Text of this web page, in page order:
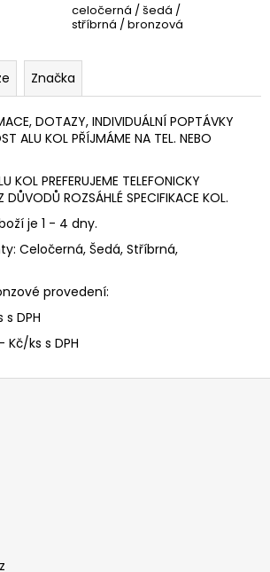
celočerná / šedá /
stříbrná / bronzová
Značka
DOTAZY, INDIVIDUÁLNÍ POPTÁVKY
ALU KOL PŘÍJMÁME NA TEL. NEBO
KOL PREFERUJEME TELEFONICKY
DŮVODŮ ROZSÁHLÉ SPECIFIKACE KOL.
je 1 - 4 dny.
Celočerná, Šedá, Stříbrná,
provedení:
s DPH
Kč/ks s DPH